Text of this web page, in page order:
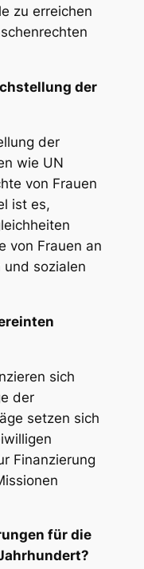
zu erreichen
der
der
wie UN
von Frauen
ist es,
von Frauen an
sozialen
sich
der
setzen sich
Finanzierung
für die